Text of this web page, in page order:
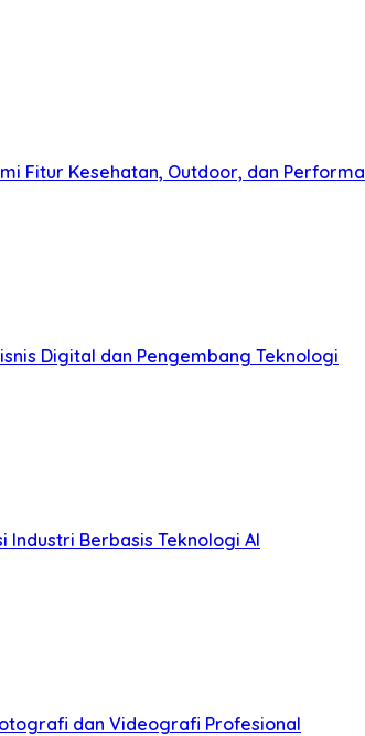
Fitur Kesehatan, Outdoor, dan Performa
Digital dan Pengembang Teknologi
Industri Berbasis Teknologi AI
dan Videografi Profesional